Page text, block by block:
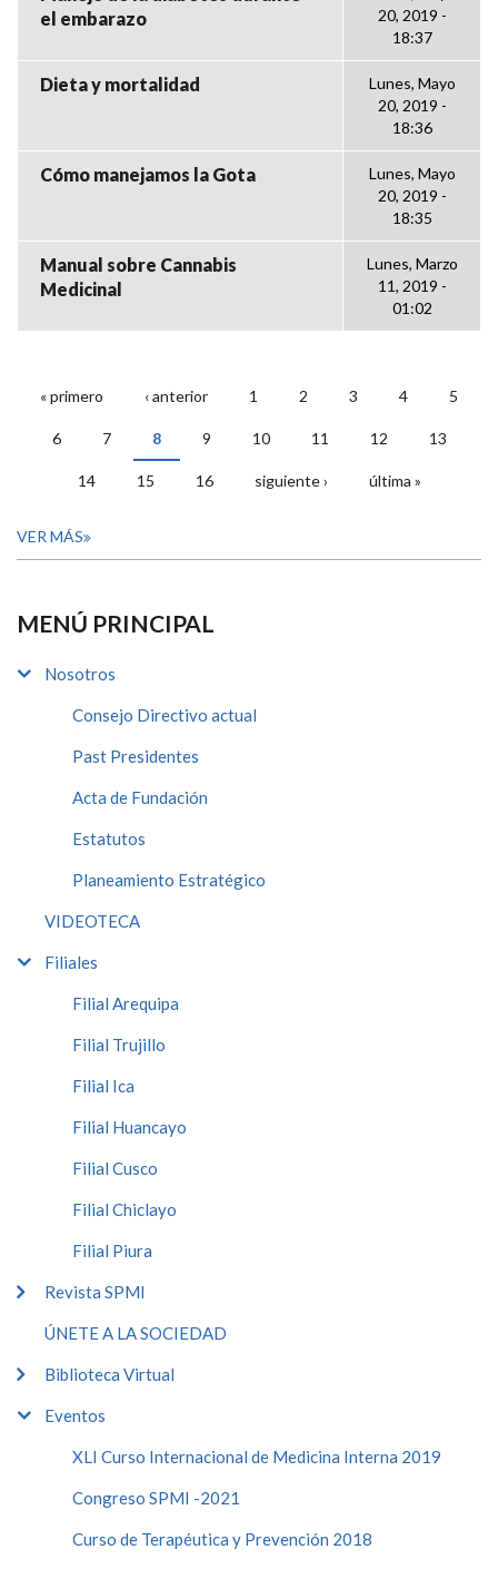
el embarazo
20, 2019 -
18:37
Dieta y mortalidad
Lunes, Mayo
20, 2019 -
18:36
Cómo manejamos la Gota
Lunes, Mayo
20, 2019 -
18:35
Manual sobre Cannabis
Medicinal
Lunes, Marzo
11, 2019 -
01:02
PÁGINAS
« primero ‹ anterior 1 2 3 4 5
6 7 8 9 10 11 12 13
14 15 16 siguiente › última »
VER MÁS
MENÚ PRINCIPAL
Nosotros
Consejo Directivo actual
Past Presidentes
Acta de Fundación
Estatutos
Planeamiento Estratégico
VIDEOTECA
Filiales
Filial Arequipa
Filial Trujillo
Filial Ica
Filial Huancayo
Filial Cusco
Filial Chiclayo
Filial Piura
Revista SPMI
ÚNETE A LA SOCIEDAD
Biblioteca Virtual
Eventos
XLI Curso Internacional de Medicina Interna 2019
Congreso SPMI -2021
Curso de Terapéutica y Prevención 2018